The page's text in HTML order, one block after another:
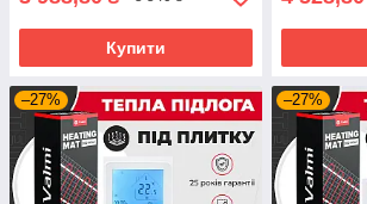
Купити
–27% –27%